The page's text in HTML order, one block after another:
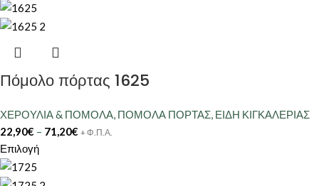
Πόμολο πόρτας 1625
ΧΕΡΟΥΛΙΑ & ΠΟΜΟΛΑ, ΠΟΜΟΛΑ ΠΟΡΤΑΣ, ΕΙΔΗ ΚΙΓΚΑΛΕΡΙΑΣ
22,90€ – 71,20€ + Φ.Π.Α.
Επιλογή